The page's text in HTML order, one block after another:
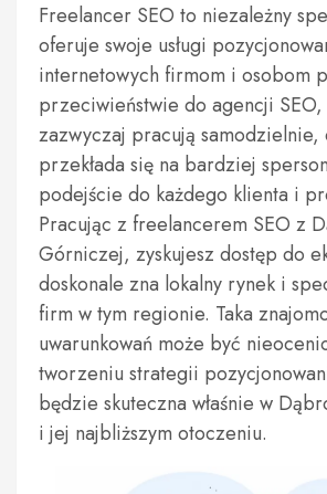
Freelancer SEO to niezależny
oferuje swoje usługi
internetowych firmom i osobom
przeciwieństwie do agencji
zazwyczaj pracują samodzielnie,
przekłada się na bardziej
podejście do każdego klienta i
Pracując z freelancerem SEO z
Górniczej, zyskujesz dostęp do
doskonale zna lokalny rynek i
firm w tym regionie. Taka
uwarunkowań może być
tworzeniu strategii
będzie skuteczna właśnie w
i jej najbliższym otoczeniu.